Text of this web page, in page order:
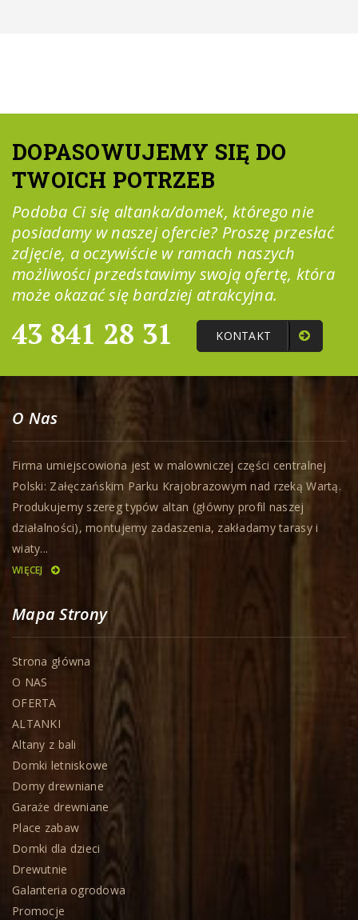
DOPASOWUJEMY SIĘ DO
TWOICH POTRZEB
Podoba Ci się altanka/domek, którego nie
posiadamy w naszej ofercie? Proszę przesłać
zdjęcie, a oczywiście w ramach naszych
możliwości przedstawimy swoją ofertę, która
może okazać się bardziej atrakcyjna.
43 841 28 31 KONTAKT
O Nas
Firma umiejscowiona jest w malowniczej części centralnej
Polski: Załęczańskim Parku Krajobrazowym nad rzeką Wartą.
Produkujemy szereg typów altan (główny profil naszej
działalności), montujemy zadaszenia, zakładamy tarasy i
wiaty...
WIĘCEJ
Mapa Strony
Strona główna
O NAS
OFERTA
ALTANKI
Altany z bali
Domki letniskowe
Domy drewniane
Garaże drewniane
Place zabaw
Domki dla dzieci
Drewutnie
Galanteria ogrodowa
Promocje